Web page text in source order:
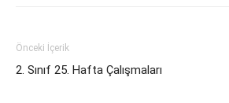
Önceki İçerik
2. Sınıf 25. Hafta Çalışmaları